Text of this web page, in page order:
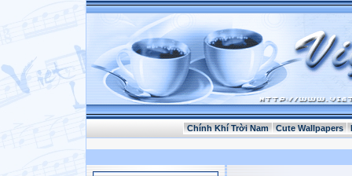
Chính Khí Trời Nam Cute Wallpapers